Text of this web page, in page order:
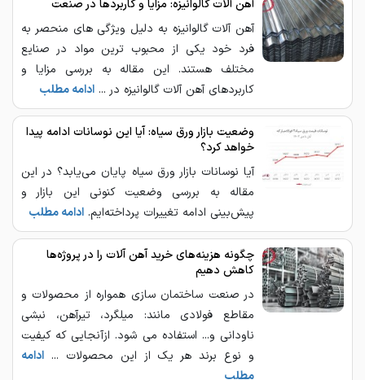
آهن آلات گالوانیزه: مزایا و کاربردها در صنعت
آهن آلات گالوانیزه به دلیل ویژگی ‌های منحصر به
فرد خود یکی از محبوب ‌ترین مواد در صنایع
مختلف هستند. این مقاله به بررسی مزایا و
کاربردهای آهن آلات گالوانیزه در ... ادامه مطلب
وضعیت بازار ورق سیاه: آیا این نوسانات ادامه پیدا
خواهد کرد؟
آیا نوسانات بازار ورق سیاه پایان می‌یابد؟ در این
مقاله به بررسی وضعیت کنونی این بازار و
پیش‌بینی ادامه تغییرات پرداخته‌ایم. ادامه مطلب
چگونه هزینه‌های خرید آهن آلات را در پروژه‌ها
کاهش دهیم
در صنعت ساختمان سازی همواره از محصولات و
مقاطع فولادی مانند: میلگرد، تیرآهن، نبشی
ناودانی و... استفاده می شود. ازآنجایی که کیفیت
و نوع برند هر یک از این محصولات ... ادامه
مطلب